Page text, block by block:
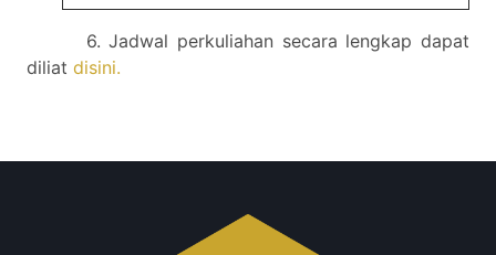
6. Jadwal perkuliahan secara lengkap dapat
diliat disini.